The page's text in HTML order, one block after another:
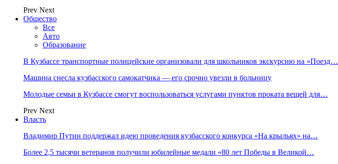
Prev Next
Общество
Все
Авто
Образование
В Кузбассе транспортные полицейские организовали для школьников экскурсию на «Поезд…
Машина снесла кузбасского самокатчика — его срочно увезли в больницу
Молодые семьи в Кузбассе смогут воспользоваться услугами пунктов проката вещей для…
Prev Next
Власть
Владимир Путин поддержал идею проведения кузбасского конкурса «На крыльях» на…
Более 2,5 тысячи ветеранов получили юбилейные медали «80 лет Победы в Великой…